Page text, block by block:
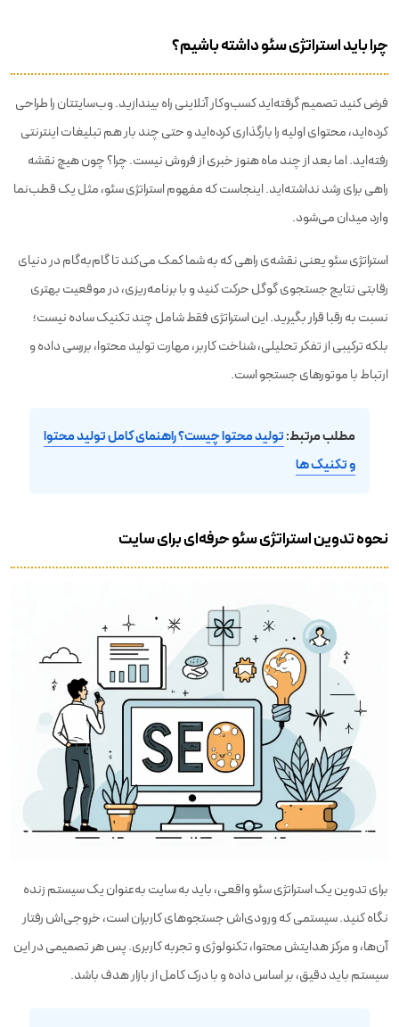
چرا باید استراتژی سئو داشته باشیم؟
فرض کنید تصمیم گرفته‌اید کسب‌وکار آنلاینی راه بیندازید. وب‌سایتتان را طراحی
کرده‌اید، محتوای اولیه را بارگذاری کرده‌اید و حتی چند بار هم تبلیغات اینترنتی
رفته‌اید. اما بعد از چند ماه هنوز خبری از فروش نیست. چرا؟ چون هیچ نقشه
راهی برای رشد نداشته‌اید. اینجاست که مفهوم استراتژی سئو، مثل یک قطب‌نما
وارد میدان می‌شود.
استراتژی سئو یعنی نقشه‌ی راهی که به شما کمک می‌کند تا گام‌به‌گام در دنیای
رقابتی نتایج جستجوی گوگل حرکت کنید و با برنامه‌ریزی، در موقعیت بهتری
نسبت به رقبا قرار بگیرید. این استراتژی فقط شامل چند تکنیک ساده نیست؛
بلکه ترکیبی از تفکر تحلیلی، شناخت کاربر، مهارت تولید محتوا، بررسی داده و
ارتباط با موتورهای جستجو است.
مطلب مرتبط:تولید محتوا چیست؟ راهنمای کامل تولید محتوا
و تکنیک ها
نحوه تدوین استراتژی سئو حرفه‌ای برای سایت
برای تدوین یک استراتژی سئو واقعی، باید به سایت به‌عنوان یک سیستم زنده
نگاه کنید. سیستمی که ورودی‌اش جستجوهای کاربران است، خروجی‌اش رفتار
آن‌ها، و مرکز هدایتش محتوا، تکنولوژی و تجربه کاربری. پس هر تصمیمی در این
سیستم باید دقیق، بر اساس داده و با درک کامل از بازار هدف باشد.